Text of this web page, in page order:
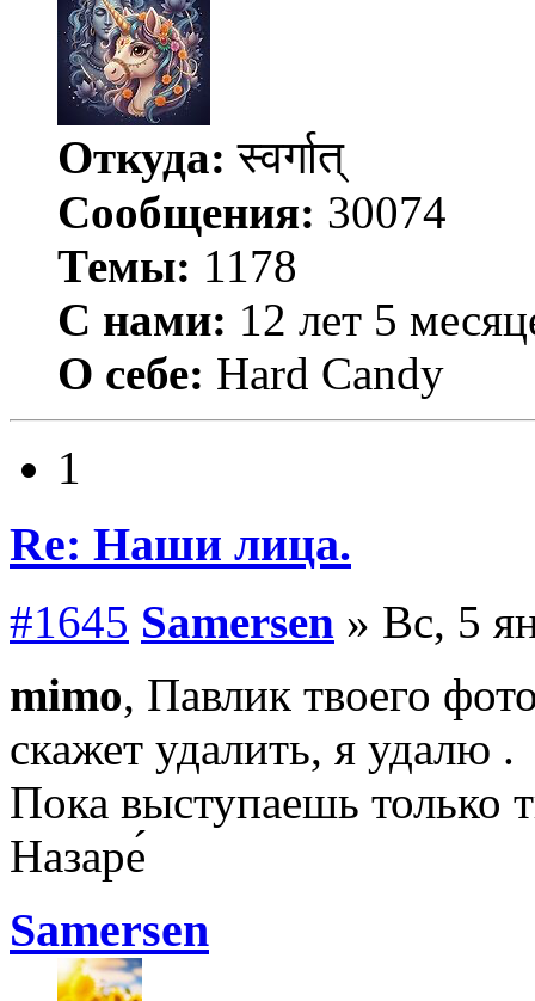
Откуда: स्वर्गात्
Сообщения: 30074
Темы: 1178
С нами: 12 лет 5
О себе: Hard Candy
1
Re: Наши лица.
#1645 Samersen » Вс, 5
mimo, Павлик твоего
скажет удалить, я удалю .
Пока выступаешь только
Назаре́
Samersen